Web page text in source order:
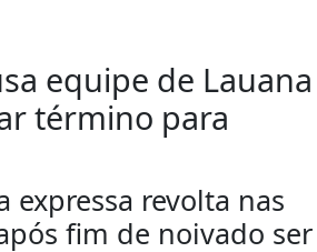
equipe de Lauana
término para
expressa revolta nas
fim de noivado ser